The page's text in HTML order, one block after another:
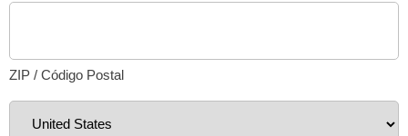
ZIP / Código Postal